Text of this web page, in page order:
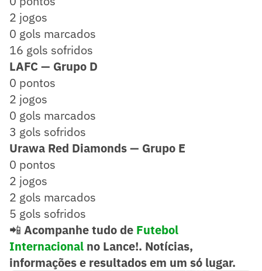
2 jogos
0 gols marcados
16 gols sofridos
LAFC — Grupo D
0 pontos
2 jogos
0 gols marcados
3 gols sofridos
Urawa Red Diamonds — Grupo E
0 pontos
2 jogos
2 gols marcados
5 gols sofridos
📲 Acompanhe tudo de Futebol
Internacional no Lance!. Notícias,
informações e resultados em um só lugar.